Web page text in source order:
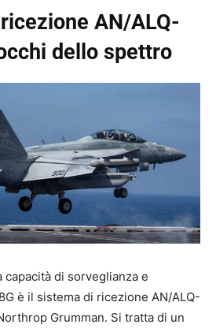
AN/ALQ-
dello spettro
di sorveglianza e
è il sistema di ricezione AN/ALQ-
Grumman. Si tratta di un